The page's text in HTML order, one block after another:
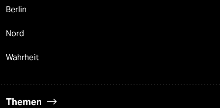
Berlin
Nord
Wahrheit
Themen